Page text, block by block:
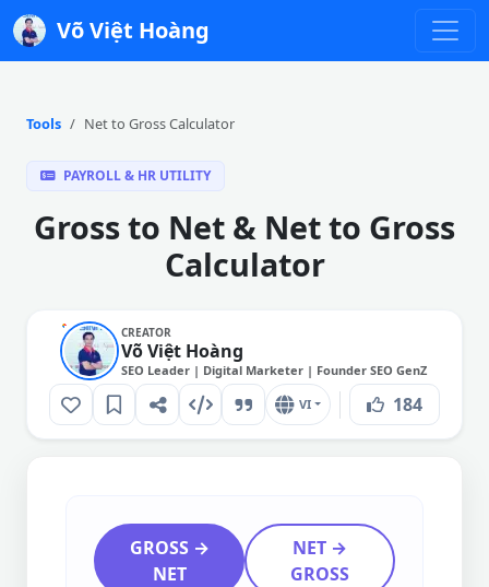
Võ Việt Hoàng
Tools Net to Gross Calculator
PAYROLL & HR UTILITY
Gross to Net & Net to Gross
Calculator
CREATOR
Võ Việt Hoàng
SEO Leader | Digital Marketer | Founder SEO GenZ
VI 184
GROSS →
NET
NET →
GROSS